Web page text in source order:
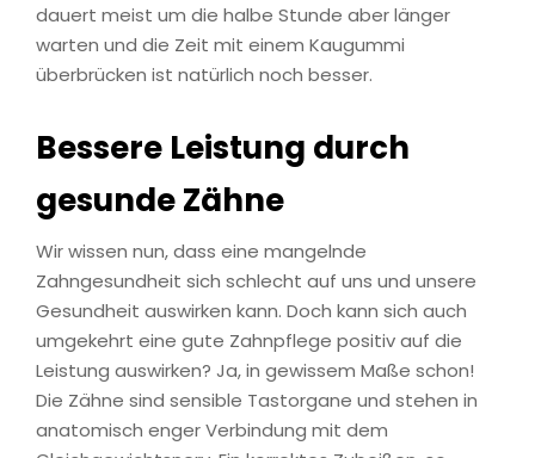
dauert meist um die halbe Stunde aber länger
warten und die Zeit mit einem Kaugummi
überbrücken ist natürlich noch besser.
Bessere Leistung durch
gesunde Zähne
Wir wissen nun, dass eine mangelnde
Zahngesundheit sich schlecht auf uns und unsere
Gesundheit auswirken kann. Doch kann sich auch
umgekehrt eine gute Zahnpflege positiv auf die
Leistung auswirken? Ja, in gewissem Maße schon!
Die Zähne sind sensible Tastorgane und stehen in
anatomisch enger Verbindung mit dem